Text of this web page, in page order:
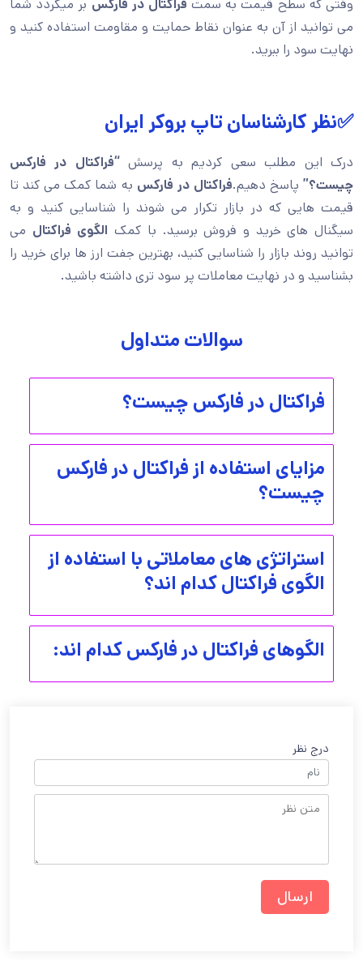
وقتی که سطح قیمت به سمتفراکتال در فارکس بر میگردد شما
می توانید از آن به عنوان نقاط حمایت و مقاومت استفاده کنید و
نهایت سود را ببرید.
✅نظر کارشناسان تاپ بروکر ایران
درک این مطلب سعی کردیم به پرسش“فراکتال در فارکس
چیست؟”پاسخ دهیم.فراکتال در فارکس به شما کمک می کند تا
قیمت هایی که در بازار تکرار می شوند را شناسایی کنید و به
سیگنال های خرید و فروش برسید. با کمک الگوی فراکتال می
توانید روند بازار را شناسایی کنید، بهترین جفت ارز ها برای خرید را
بشناسید و در نهایت معاملات پر سود تری داشته باشید.
سوالات متداول
فراکتال در فارکس چیست؟
مزایای استفاده از فراکتال در فارکس
چیست؟
استراتژی های معاملاتی با استفاده از
الگوی فراکتال کدام اند؟
الگوهای فراکتال در فارکس کدام اند:
درج نظر